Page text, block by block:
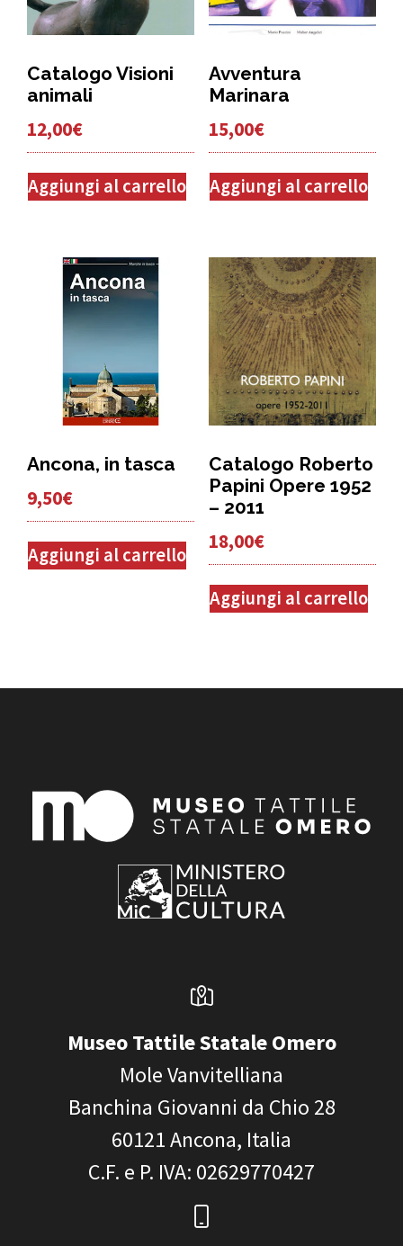
Catalogo Visioni
animali
12,00€
Aggiungi al carrello
Avventura
Marinara
15,00€
Aggiungi al carrello
Ancona, in tasca
9,50€
Aggiungi al carrello
Catalogo Roberto
Papini Opere 1952
– 2011
18,00€
Aggiungi al carrello
Museo Tattile Statale Omero
Mole Vanvitelliana
Banchina Giovanni da Chio 28
60121Ancona, Italia
C.F. e P. IVA: 02629770427